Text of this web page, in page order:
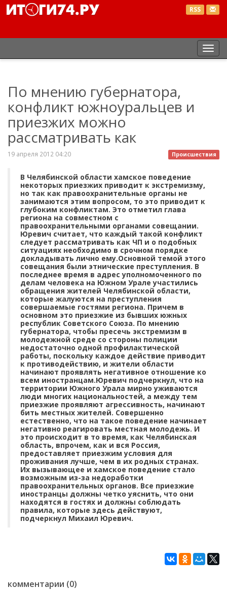
RSS
По мнению губернатора,
конфликт южноуральцев и
приезжих можно
рассматривать как
Происшествия
19 апреля 2012 04:20
В Челябинской области хамское поведение
некоторых приезжих приводит к экстремизму,
но так как правоохранительные органы не
занимаются этим вопросом, то это приводит к
глубоким конфликтам. Это отметил глава
региона на совместном с
правоохранительными органами совещании.
Юревич считает, что каждый такой конфликт
следует рассматривать как ЧП и о подобных
ситуациях необходимо в срочном порядке
докладывать лично ему.Основной темой этого
совещания были этнические преступления. В
последнее время в адрес уполномоченного по
делам человека на Южном Урале участились
обращения жителей Челябинской области,
которые жалуются на преступления
совершаемые гостями региона. Причем в
основном это приезжие из бывших южных
республик Советского Союза. По мнению
губернатора, чтобы пресечь экстремизм в
молодежной среде со стороны полиции
недостаточно одной профилактической
работы, поскольку каждое действие приводит
к противодействию, и жители области
начинают проявлять негативное отношение ко
всем иностранцам.Юревич подчеркнул, что на
территории Южного Урала мирно уживаются
люди многих национальностей, а между тем
приезжие проявляют агрессивность, начинают
бить местных жителей. Совершенно
естественно, что на такое поведение начинает
негативно реагировать местная молодежь. И
это происходит в то время, как Челябинская
область, впрочем, как и вся Россия,
предоставляет приезжим условия для
проживания лучше, чем в их родных странах.
Их вызывающее и хамское поведение стало
возможным из-за недоработки
правоохранительных органов. Все приезжие
иностранцы должны четко уяснить, что они
находятся в гостях и должны соблюдать
правила, которые здесь действуют,
подчеркнул Михаил Юревич.
комментарии (0)